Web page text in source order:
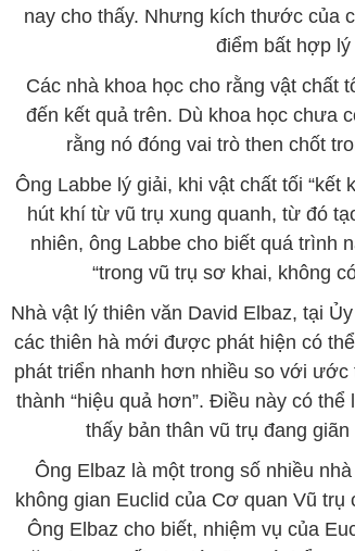
nay cho thấy. Nhưng kích thước của
điểm bất hợp
Các nhà khoa học cho rằng vật chất
đến kết quả trên. Dù khoa học chưa
rằng nó đóng vai trò then chốt
Ông Labbe lý giải, khi vật chất tối “kết
hút khí từ vũ trụ xung quanh, từ đó
nhiên, ông Labbe cho biết quá trình
“trong vũ trụ sơ khai, không
Nhà vật lý thiên văn David Elbaz, tại
các thiên hà mới được phát hiện có
phát triển nhanh hơn nhiều so với
thành “hiệu quả hơn”. Điều này có
thấy bản thân vũ trụ đang
Ông Elbaz là một trong số nhiều
không gian Euclid của Cơ quan Vũ
Ông Elbaz cho biết, nhiệm vụ của